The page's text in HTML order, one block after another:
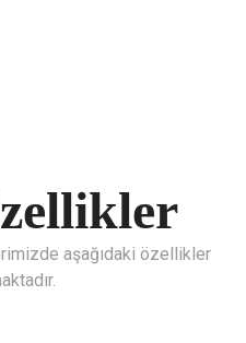
aşağıdaki özellikler